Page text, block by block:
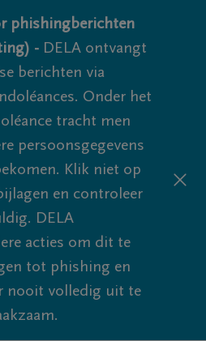
phishingberichten
- DELA ontvangt
berichten via
Onder het
tracht men
persoonsgegevens
Klik niet op
en controleer
DELA
acties om dit te
tot phishing en
nooit volledig uit te